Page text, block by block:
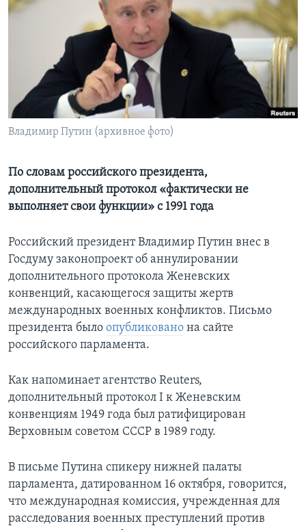
Learning English
СОЦИАЛЬНЫЕ СЕТИ
Владимир Путин (архивное фото)
По словам российского президента,
дополнительный протокол «фактически не
выполняет свои функции» с 1991 года
Российский президент Владимир Путин внес в
Госдуму законопроект об аннулировании
дополнительного протокола Женевских
конвенций, касающегося защиты жертв
международных военных конфликтов. Письмо
президента было опубликовано на сайте
российского парламента.
Как напоминает агентство Reuters,
дополнительный протокол I к Женевским
конвенциям 1949 года был ратифицирован
Верховным советом СССР в 1989 году.
В письме Путина спикеру нижней палаты
парламента, датированном 16 октября, говорится,
что международная комиссия, учрежденная для
расследования военных преступлений против